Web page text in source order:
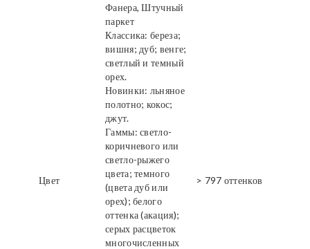
Фанера, Штучный
паркет
Цвет
Классика: береза;
вишня; дуб; венге;
светлый и темный
орех.
Новинки: льняное
полотно; кокос;
джут.
Гаммы: светло-
коричневого или
светло-рыжего
цвета; темного
(цвета дуб или
орех); белого
оттенка (акация);
серых расцветок
многочисленных
> 797 оттенков